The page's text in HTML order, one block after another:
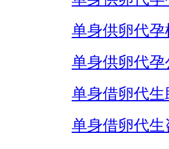
单身供卵代孕
单身供卵代孕
单身借卵代生
单身借卵代生